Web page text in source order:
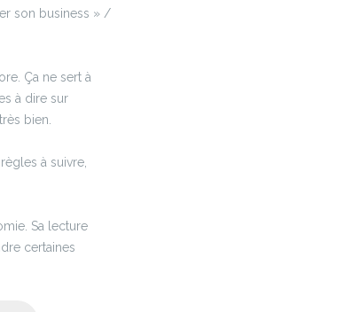
son business » /
Ça ne sert à
à dire sur
bien.
à suivre,
Sa lecture
certaines